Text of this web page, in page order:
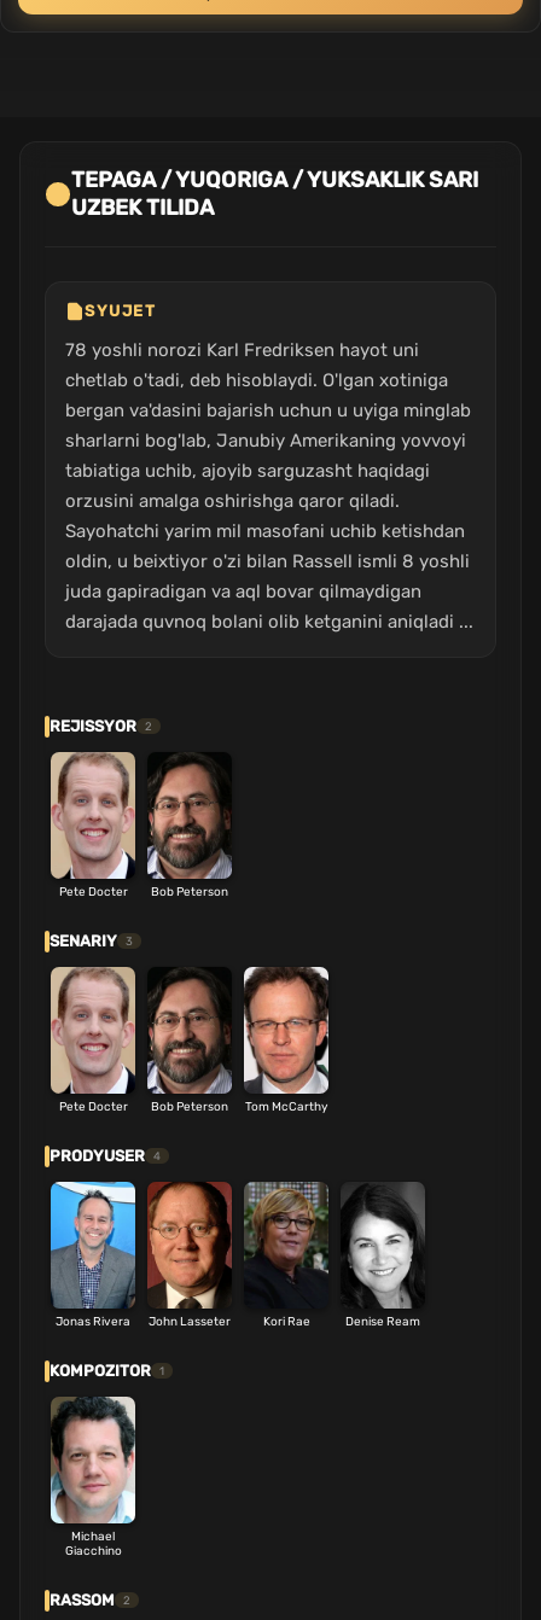
TEPAGA / YUQORIGA / YUKSAKLIK SARI
UZBEK TILIDA
SYUJET
78 yoshli norozi Karl Fredriksen hayot uni
chetlab o'tadi, deb hisoblaydi. O'lgan xotiniga
bergan va'dasini bajarish uchun u uyiga minglab
sharlarni bog'lab, Janubiy Amerikaning yovvoyi
tabiatiga uchib, ajoyib sarguzasht haqidagi
orzusini amalga oshirishga qaror qiladi.
Sayohatchi yarim mil masofani uchib ketishdan
oldin, u beixtiyor o'zi bilan Rassell ismli 8 yoshli
juda gapiradigan va aql bovar qilmaydigan
darajada quvnoq bolani olib ketganini aniqladi ...
REJISSYOR 2
Pete Docter Bob Peterson
SENARIY 3
Pete Docter Bob Peterson Tom McCarthy
PRODYUSER 4
Jonas Rivera John Lasseter Kori Rae Denise Ream
KOMPOZITOR 1
Michael
Giacchino
RASSOM 2